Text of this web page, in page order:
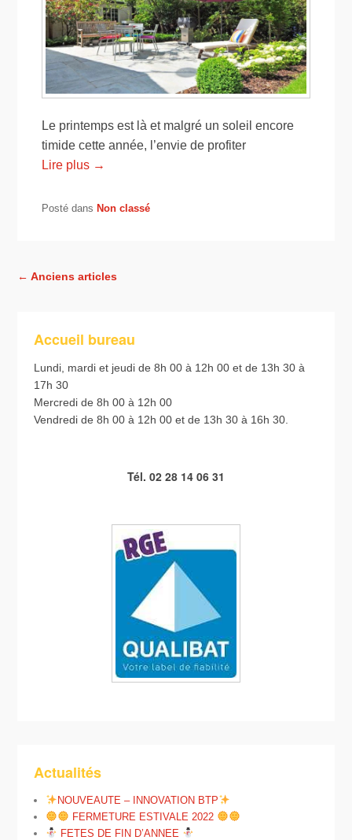
Le printemps est là et malgré un soleil encore
timide cette année, l’envie de profiter
Lire plus →
Posté dans Non classé
Navigation dans les articles
← Anciens articles
Accueil bureau
Lundi, mardi et jeudi de 8h 00 à 12h 00 et de 13h 30 à
17h 30
Mercredi de 8h 00 à 12h 00
Vendredi de 8h 00 à 12h 00 et de 13h 30 à 16h 30.
Tél. 02 28 14 06 31
Actualités
NOUVEAUTE – INNOVATION BTP
FERMETURE ESTIVALE 2022
FETES DE FIN D’ANNEE